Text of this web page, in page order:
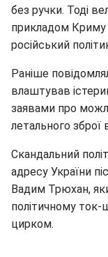
без ручки. Тоді
прикладом Криму
російський
Раніше
влаштував
заявами про
летального зброї
Скандальний
адресу України
Вадим Трюхан,
політичному ток-
цирком.